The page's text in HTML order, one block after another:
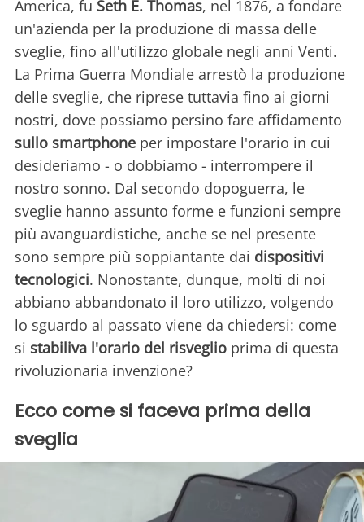
America, fu Seth E. Thomas, nel 1876, a fondare
un'azienda per la produzione di massa delle
sveglie, fino all'utilizzo globale negli anni Venti.
La Prima Guerra Mondiale arrestò la produzione
delle sveglie, che riprese tuttavia fino ai giorni
nostri, dove possiamo persino fare affidamento
sullo smartphone per impostare l'orario in cui
desideriamo - o dobbiamo - interrompere il
nostro sonno. Dal secondo dopoguerra, le
sveglie hanno assunto forme e funzioni sempre
più avanguardistiche, anche se nel presente
sono sempre più soppiantante dai dispositivi
tecnologici. Nonostante, dunque, molti di noi
abbiano abbandonato il loro utilizzo, volgendo
lo sguardo al passato viene da chiedersi: come
si stabiliva l'orario del risveglio prima di questa
rivoluzionaria invenzione?
Ecco come si faceva prima della
sveglia